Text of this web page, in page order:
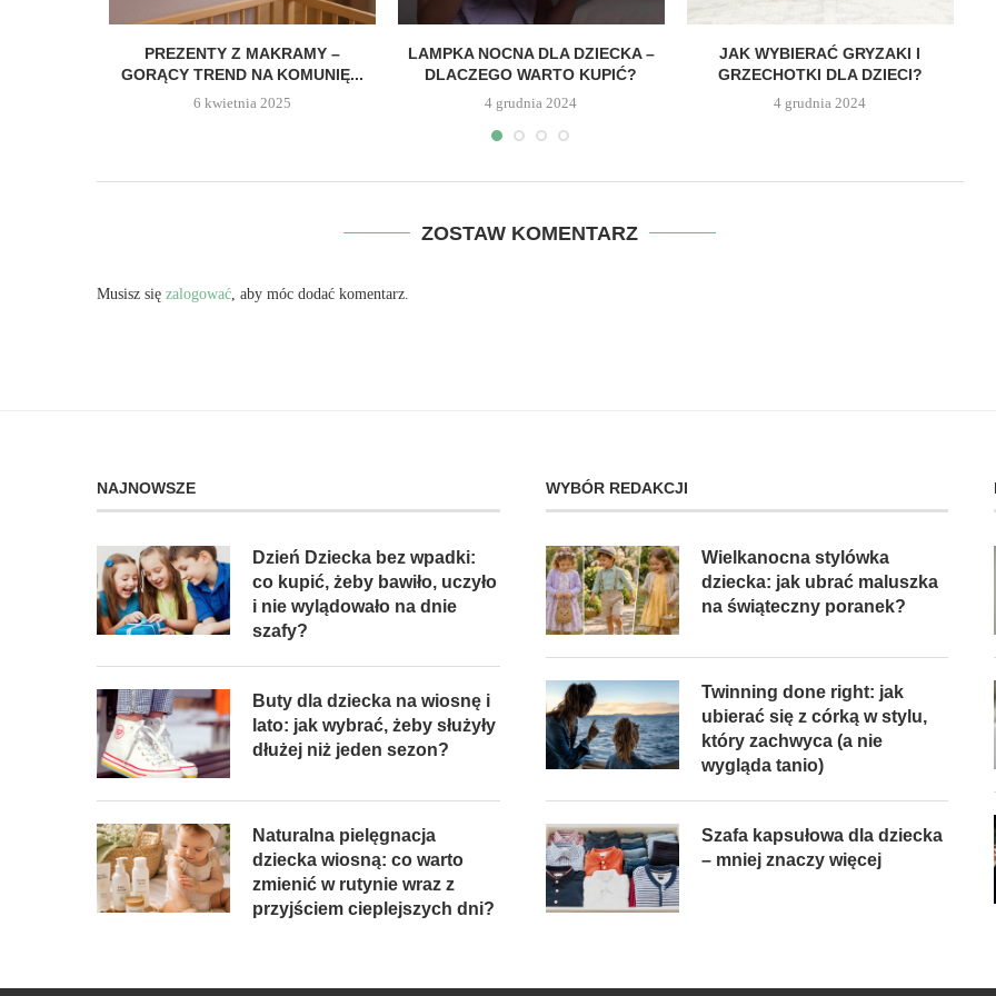
PREZENTY Z MAKRAMY –
GORĄCY TREND NA KOMUNIĘ...
6 kwietnia 2025
LAMPKA NOCNA DLA DZIECKA –
DLACZEGO WARTO KUPIĆ?
4 grudnia 2024
JAK WYBIERAĆ GRYZAKI I
GRZECHOTKI DLA DZIECI?
4 grudnia 2024
ZOSTAW KOMENTARZ
Musisz się zalogować , aby móc dodać komentarz.
NAJNOWSZE
Dzień Dziecka bez wpadki:
co kupić, żeby bawiło, uczyło
i nie wylądowało na dnie
szafy?
Buty dla dziecka na wiosnę i
lato: jak wybrać, żeby służyły
dłużej niż jeden sezon?
Naturalna pielęgnacja
dziecka wiosną: co warto
zmienić w rutynie wraz z
przyjściem cieplejszych dni?
WYBÓR REDAKCJI
Wielkanocna stylówka
dziecka: jak ubrać maluszka
na świąteczny poranek?
Twinning done right: jak
ubierać się z córką w stylu,
który zachwyca (a nie
wygląda tanio)
Szafa kapsułowa dla dziecka
– mniej znaczy więcej